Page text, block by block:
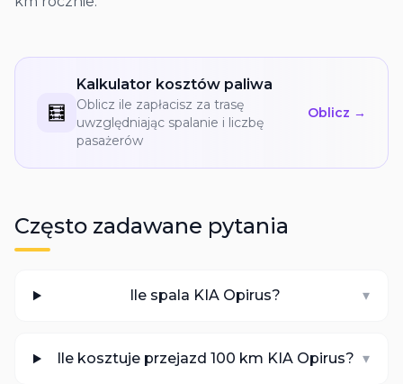
🧮
Kalkulator kosztów paliwa
Oblicz ile zapłacisz za trasę
uwzględniając spalanie i liczbę
pasażerów
Oblicz →
Często zadawane pytania
Ile spala KIA Opirus? ▾
Ile kosztuje przejazd 100 km KIA Opirus? ▾